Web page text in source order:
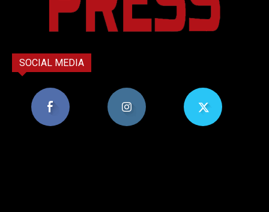
SOCIAL MEDIA